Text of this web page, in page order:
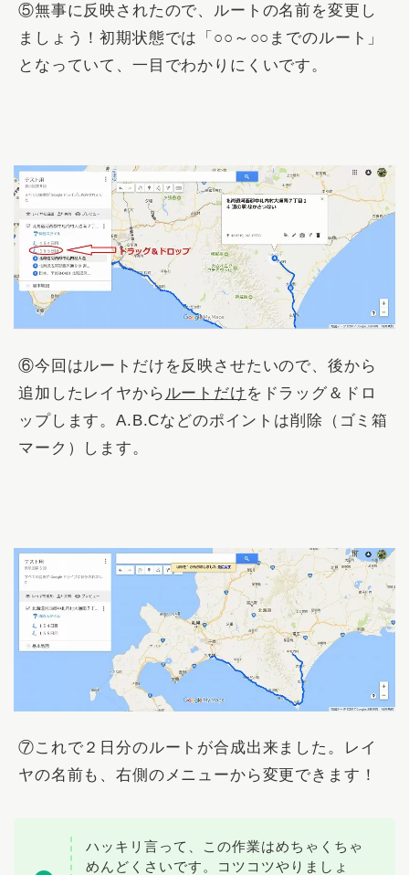
⑤無事に反映されたので、ルートの名前を変更し
ましょう！初期状態では「 ○○～○○までのルート 」
となっていて、一目でわかりにくいです。
⑥今回はルートだけを反映させたいので、後から
追加したレイヤから ルートだけ をドラッグ＆ドロ
ップします。A.B.Cなどのポイントは削除（ゴミ箱
マーク）します。
⑦これで２日分のルートが合成出来ました。レイ
ヤの名前も、右側のメニューから変更できます！
ハッキリ言って、この作業はめちゃくちゃ
めんどくさいです。コツコツやりましょ